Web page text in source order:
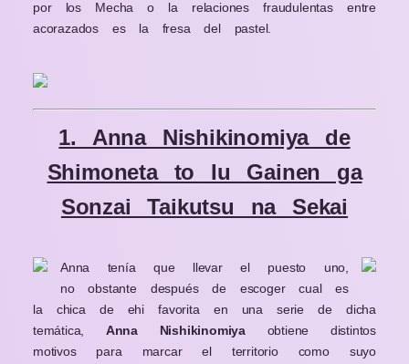
por los Mecha o la relaciones fraudulentas entre
acorazados es la fresa del pastel.
1. Anna Nishikinomiya de
Shimoneta to Iu Gainen ga
Sonzai Taikutsu na Sekai
Anna tenía que llevar el puesto uno,
no obstante después de escoger cual es
la chica de ehi favorita en una serie de dicha
temática, Anna Nishikinomiya obtiene distintos
motivos para marcar el territorio como suyo